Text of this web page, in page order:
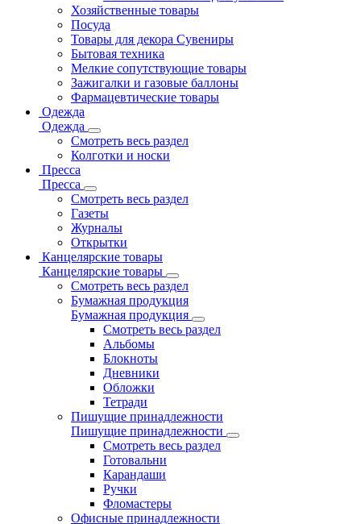
Хозяйственные товары
Посуда
Товары для декора Сувениры
Бытовая техника
Мелкие сопутствующие товары
Зажигалки и газовые баллоны
Фармацевтические товары
Одежда
Одежда
Смотреть весь раздел
Колготки и носки
Пресса
Пресса
Смотреть весь раздел
Газеты
Журналы
Открытки
Канцелярские товары
Канцелярские товары
Смотреть весь раздел
Бумажная продукция
Бумажная продукция
Смотреть весь раздел
Альбомы
Блокноты
Дневники
Обложки
Тетради
Пишущие принадлежности
Пишущие принадлежности
Смотреть весь раздел
Готовальни
Карандаши
Ручки
Фломастеры
Офисные принадлежности